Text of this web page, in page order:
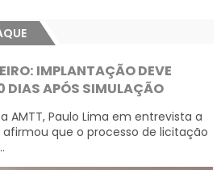
IMPLANTAÇÃO DEVE
DIAS APÓS SIMULAÇÃO
AMTT, Paulo Lima em entrevista a
que o processo de licitação